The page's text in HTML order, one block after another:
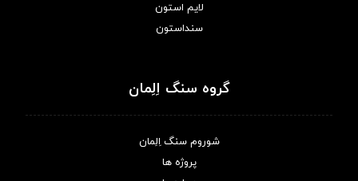
لایم استون
سنداستون
گروه سنگ اِلِمان
شوروم سنگ اِلِمان
پروژه ها